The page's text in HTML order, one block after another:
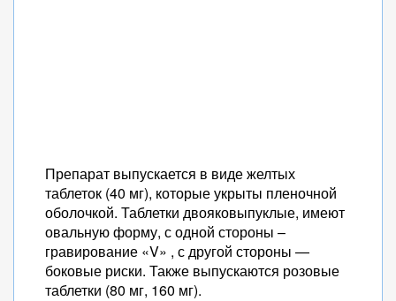
Препарат выпускается в виде желтых
таблеток (40 мг), которые укрыты пленочной
оболочкой. Таблетки двояковыпуклые, имеют
овальную форму, с одной стороны –
гравирование «V» , с другой стороны —
боковые риски. Также выпускаются розовые
таблетки (80 мг, 160 мг).